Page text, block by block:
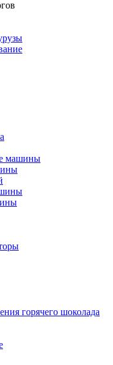
машины
горячего шоколада